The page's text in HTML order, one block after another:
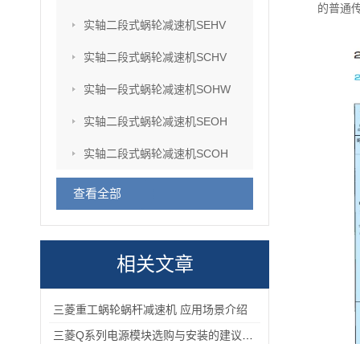
实轴二段式蜗轮减速机SEHV
实轴二段式蜗轮减速机SCHV
实轴一段式蜗轮减速机SOHW
实轴二段式蜗轮减速机SEOH
实轴二段式蜗轮减速机SCOH
查看全部
相关文章
三菱重工蜗轮蜗杆减速机 应用场景介绍
的普通